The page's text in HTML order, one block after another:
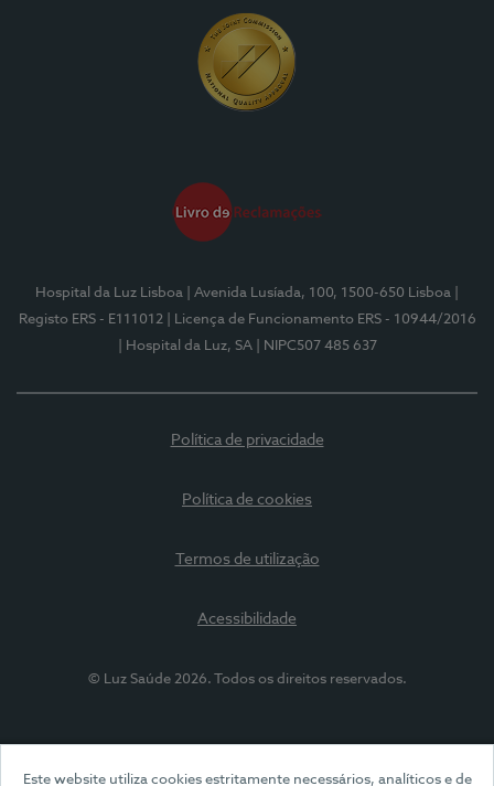
Este website utiliza cookies estritamente necessários, analíticos e de
Hospital da Luz Lisboa | Avenida Lusíada, 100, 1500-650 Lisboa
Registo ERS - E111012
| Licença de Funcionamento ERS - 10944/2016
| Hospital da Luz, SA
| NIPC507 485 637
Política de privacidade
Política de cookies
Termos de utilização
Acessibilidade
© Luz Saúde 2026. Todos os direitos reservados.